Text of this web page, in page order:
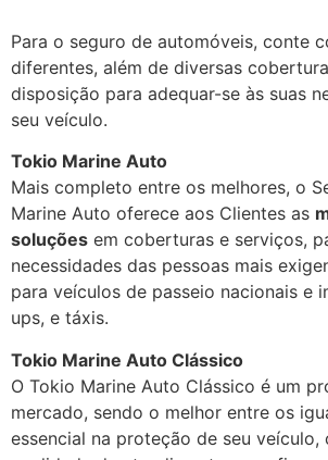
Para o seguro de automóveis, conte
diferentes, além de diversas
disposição para adequar-se às suas
seu veículo.
Tokio Marine Auto
Mais completo entre os melhores, o
Marine Auto oferece aos Clientes as
soluções em coberturas e serviços,
necessidades das pessoas mais
para veículos de passeio nacionais e
ups, e táxis.
Tokio Marine Auto Clássico
O Tokio Marine Auto Clássico é um
mercado, sendo o melhor entre os
essencial na proteção de seu veículo,